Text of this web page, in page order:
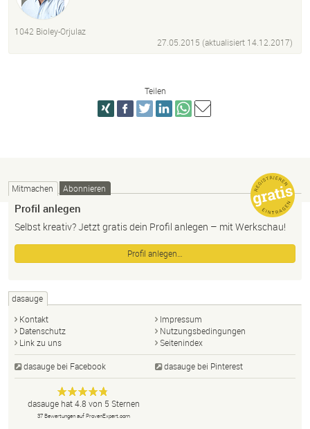
1042 Bioley-Orjulaz
27.05.2015 (aktualisiert 14.12.2017)
Teilen
Mitmachen Abonnieren
Profil anlegen
Selbst kreativ? Jetzt gratis dein Profil anlegen – mit Werkschau!
Profil anlegen…
dasauge
Kontakt
Impressum
Datenschutz
Nutzungsbedingungen
Link zu uns
Seitenindex
dasauge bei Facebook dasauge bei Pinterest
dasauge
Designer,
Fotografen,
Anonym
dasaugehat4.8 von 5 Sternen
37Bewertungen auf ProvenExpert.com